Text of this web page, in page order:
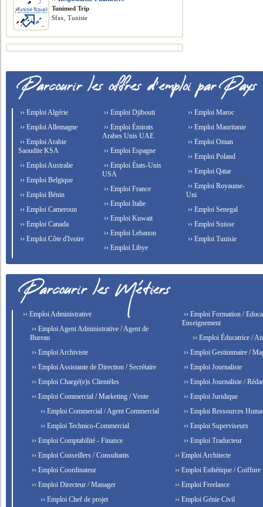
Tunimed Trip
Sfax, Tunisie
›› Emploi Algérie
›› Emploi Allemagne
›› Emploi Arabie
Saoudite KSA
›› Emploi Australie
›› Emploi Belgique
›› Emploi Bénin
›› Emploi Cameroun
›› Emploi Canada
›› Emploi Côte d'Ivoire
›› Emploi Djibouti
›› Emploi Émirats
Arabes Unis UAE
›› Emploi Espagne
›› Emploi États-Unis
USA
›› Emploi France
›› Emploi Italie
›› Emploi Kuwait
›› Emploi Lebanon
›› Emploi Libye
›› Emploi Maroc
›› Emploi Mauritanie
›› Emploi Oman
›› Emploi Poland
›› Emploi Qatar
›› Emploi Royaume-
Uni
›› Emploi Senegal
›› Emploi Suisse
›› Emploi Tunisie
›› Emploi Administrative
›› Emploi Agent Administrative / Agent de
Bureau
›› Emploi Archiviste
›› Emploi Assistante de Direction / Secrétaire
›› Emploi Chargé(e)s Clientèles
›› Emploi Commercial / Marketing / Vente
›› Emploi Commercial / Agent Commercial
›› Emploi Technico-Commercial
›› Emploi Comptabilité - Finance
›› Emploi Conseillers / Consultants
›› Emploi Coordinateur
›› Emploi Directeur / Manager
›› Emploi Chef de projet
›› Emploi Formation /
Enseignement
›› Emploi Éducatrice /
›› Emploi Gestionnaire /
›› Emploi Journaliste
›› Emploi Journaliste /
›› Emploi Juridique
›› Emploi Ressources
›› Emploi Superviseurs
›› Emploi Traducteur
›› Emploi Architecte
›› Emploi Esthétique / Coiffure
›› Emploi Freelance
›› Emploi Génie Civil